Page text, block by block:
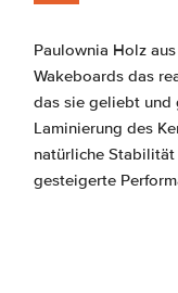
Paulownia Holz
Wakeboards das
das sie geliebt und
Laminierung des
natürliche Stabilität
gesteigerte